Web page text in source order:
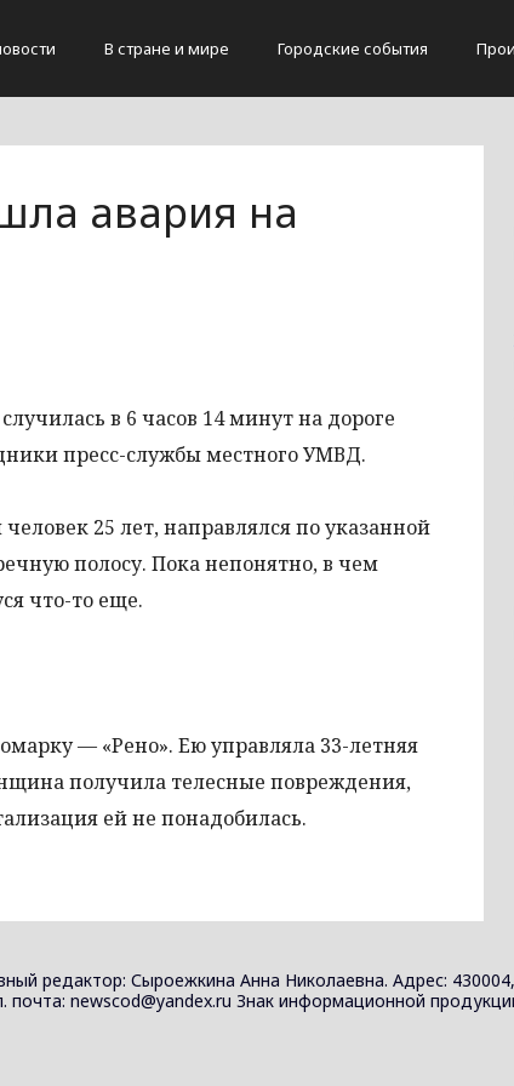
В стране и мире Городские события
авария на
в 6 часов 14 минут на дороге
пресс-службы местного УМВД.
25 лет, направлялся по указанной
полосу. Пока непонятно, в чем
что-то еще.
— «Рено». Ею управляла 33-летняя
получила телесные повреждения,
ей не понадобилась.
редактор: Сыроежкина Анна Николаевна. Адрес:
почта: newscod@yandex.ru Знак информационной